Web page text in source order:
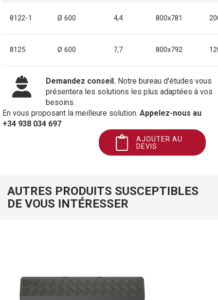
8122-1 Ø 600 4,4 800x781
8125 Ø 600 7,7 800x792
Demandez conseil. Notre bureau d'études vous
présentera les solutions les plus adaptées à vos
besoins.
En vous proposant la meilleure solution. Appelez-nous au
+34 938 034 697
AJOUTER AU
DEVIS
AUTRES PRODUITS SUSCEPTIBLES
DE VOUS INTÉRESSER